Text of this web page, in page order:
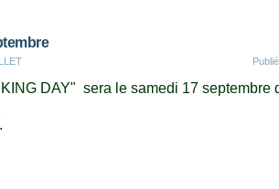
DAY" sera le samedi 17 septembre